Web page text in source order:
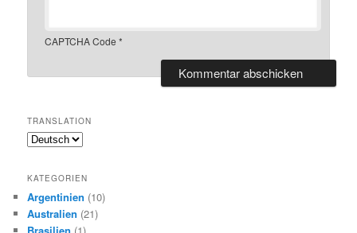
CAPTCHA Code *
TRANSLATION
KATEGORIEN
Argentinien (10)
Australien (21)